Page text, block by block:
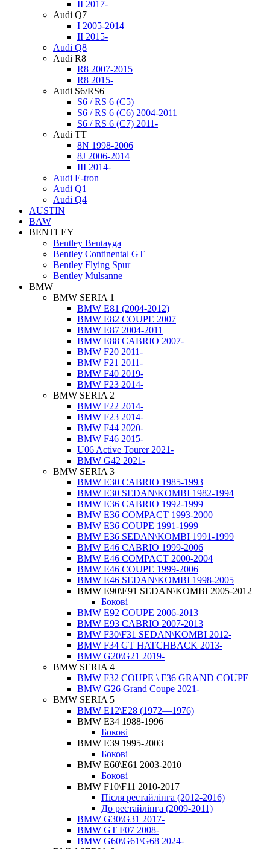
II 2017-
Audi Q7
I 2005-2014
II 2015-
Audi Q8
Audi R8
R8 2007-2015
R8 2015-
Audi S6/RS6
S6 / RS 6 (C5)
S6 / RS 6 (C6) 2004-2011
S6 / RS 6 (C7) 2011-
Audi TT
8N 1998-2006
8J 2006-2014
III 2014-
Audi Е-tron
Audi Q1
Audi Q4
AUSTIN
BAW
BENTLEY
Bentley Bentayga
Bentley Continental GT
Bentley Flying Spur
Bentley Mulsanne
BMW
BMW SERIA 1
BMW E81 (2004-2012)
BMW E82 COUPE 2007
BMW E87 2004-2011
BMW E88 CABRIO 2007-
BMW F20 2011-
BMW F21 2011-
BMW F40 2019-
BMW F23 2014-
BMW SERIA 2
BMW F22 2014-
BMW F23 2014-
BMW F44 2020-
BMW F46 2015-
U06 Active Tourer 2021-
BMW G42 2021-
BMW SERIA 3
BMW E30 CABRIO 1985-1993
BMW E30 SEDAN\KOMBI 1982-1994
BMW E36 CABRIO 1992-1999
BMW E36 COMPACT 1993-2000
BMW E36 COUPE 1991-1999
BMW E36 SEDAN\KOMBI 1991-1999
BMW E46 CABRIO 1999-2006
BMW E46 COMPACT 2000-2004
BMW E46 COUPE 1999-2006
BMW E46 SEDAN\KOMBI 1998-2005
BMW E90\E91 SEDAN\KOMBI 2005-2012
Бокові
BMW E92 COUPE 2006-2013
BMW E93 CABRIO 2007-2013
BMW F30\F31 SEDAN\KOMBI 2012-
BMW F34 GT HATCHBACK 2013-
BMW G20\G21 2019-
BMW SERIA 4
BMW F32 COUPE \ F36 GRAND COUPE
BMW G26 Grand Coupe 2021-
BMW SERIA 5
BMW E12\E28 (1972—1976)
BMW E34 1988-1996
Бокові
BMW E39 1995-2003
Бокові
BMW E60\E61 2003-2010
Бокові
BMW F10\F11 2010-2017
Після рестайлінга (2012-2016)
До рестайлінга (2009-2011)
BMW G30\G31 2017-
BMW GT F07 2008-
BMW G60\G61\G68 2024-